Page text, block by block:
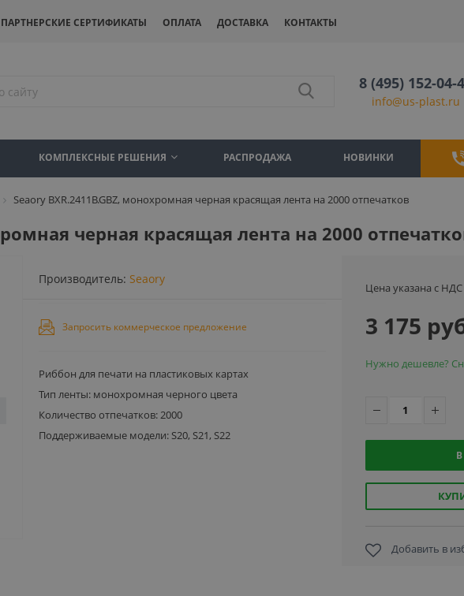
ПАРТНЕРСКИЕ СЕРТИФИКАТЫ ОПЛАТА ДОСТАВКА КОНТАКТЫ
8 (495) 152-04-
info@us-plast.ru
КОМПЛЕКСНЫЕ РЕШЕНИЯ РАСПРОДАЖА НОВИНКИ
Seaory BXR.2411B.GBZ, монохромная черная красящая лента на 2000 отпечатков
черная красящая лента на 2000
Производитель: Seaory
Запросить коммерческое предложение
Риббон для печати на пластиковых картах
Тип ленты: монохромная черного цвета
Количество отпечатков: 2000
Поддерживаемые модели: S20, S21, S22
Цена указана с НДС
3 175
Нужно дешевле?
Добавить в